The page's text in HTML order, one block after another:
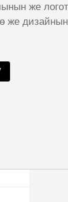
же
же